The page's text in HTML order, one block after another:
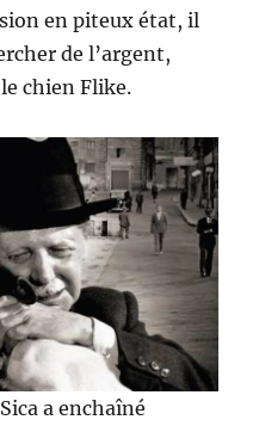
en piteux état, il
de l’argent,
chien Flike.
a enchaîné